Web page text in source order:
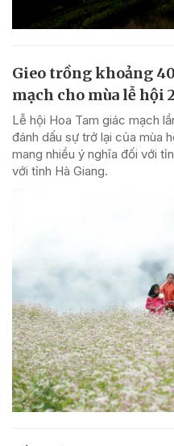
Gieo trồng khoảng
mạch cho mùa lễ hội
Lễ hội Hoa Tam giác mạch
đánh dấu sự trở lại của mùa
mang nhiều ý nghĩa đối với
với tỉnh Hà Giang.